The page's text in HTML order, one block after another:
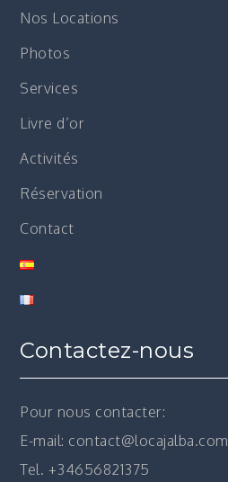
Nos Locations
Photos
Services
Livre d’or
Activités
Réservation
Contact
Contactez-nous
Pour nous contacter:
E-mail: contact@locajalba.com
Tel. +34656821375